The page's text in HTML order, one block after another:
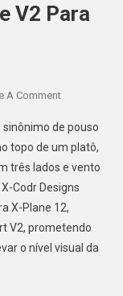
V2 Para
A CommentOn
Codr
Anuncia
Telluride
V2
Para
X-
Plane
de pouso
topo de um platô,
três lados e vento
Codr Designs
X-Plane 12,
V2, prometendo
o nível visual da